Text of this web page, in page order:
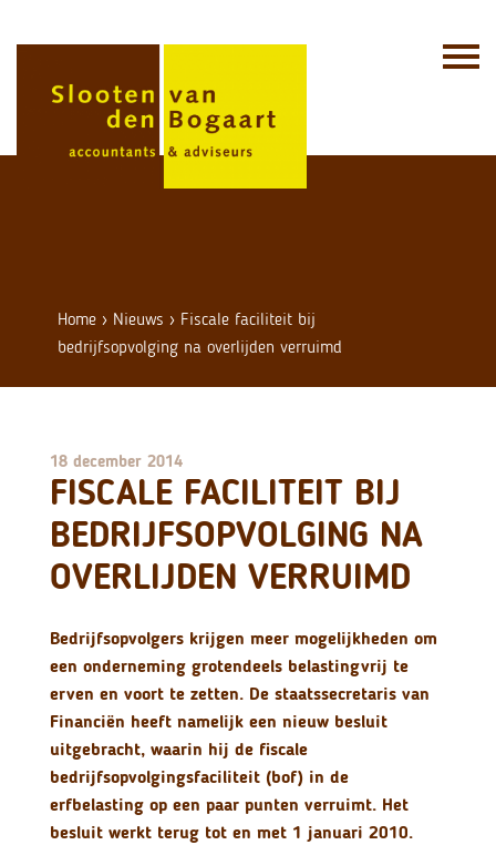
Home › Nieuws › Fiscale faciliteit bij
bedrijfsopvolging na overlijden verruimd
18 december 2014
FISCALE FACILITEIT BIJ
BEDRIJFSOPVOLGING NA
OVERLIJDEN VERRUIMD
Bedrijfsopvolgers krijgen meer mogelijkheden om
een onderneming grotendeels belastingvrij te
erven en voort te zetten. De staatssecretaris van
Financiën heeft namelijk een nieuw besluit
uitgebracht, waarin hij de fiscale
bedrijfsopvolgingsfaciliteit (bof) in de
erfbelasting op een paar punten verruimt. Het
besluit werkt terug tot en met 1 januari 2010.